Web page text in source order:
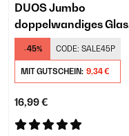
DUOS Jumbo
doppelwandiges Glas
310 ml
-45% CODE: SALE45P
MIT GUTSCHEIN: 9,34 €
16,99 €